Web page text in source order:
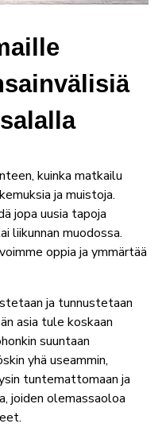
kuinka matkailu
ja muistoja.
jopa uusia tapoja
liikunnan muodossa.
oppia ja ymmärtää
ja tunnustetaan
asia tule koskaan
suuntaan
yhä useammin,
tuntemattomaan ja
joiden olemassaoloa